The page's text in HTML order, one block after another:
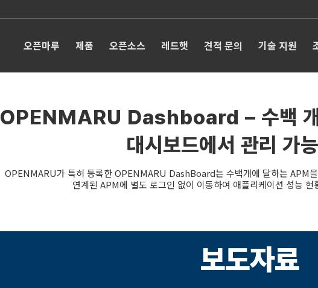
오픈마루 제품 오픈소스 레드햇 견적 문의 기술 지원
OPENMARU Dashboard – 수백 개
대시보드에서 관리 가
OPENMARU가 특허 등록한 OPENMARU DashBoard는 수백개에 달하는 APM
연계된 APM에 별도 로그인 없이 이동하여 애플리케이션 성능
보도자료